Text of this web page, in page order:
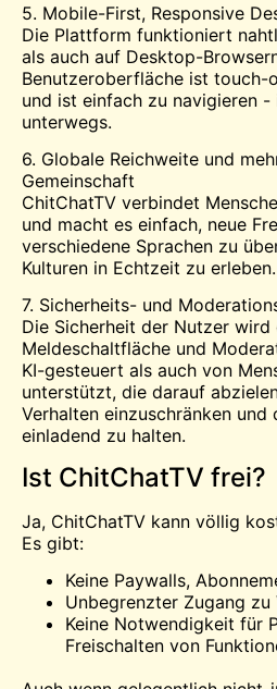
5. Mobile-First, Responsive
Die Plattform funktioniert
als auch auf Desktop-
Benutzeroberfläche ist touch-
und ist einfach zu navigieren
unterwegs.
6. Globale Reichweite und
Gemeinschaft
ChitChatTV verbindet
und macht es einfach, neue
verschiedene Sprachen zu
Kulturen in Echtzeit zu erleben.
7. Sicherheits- und
Die Sicherheit der Nutzer
Meldeschaltfläche und
KI-gesteuert als auch von
unterstützt, die darauf
Verhalten einzuschränken
einladend zu halten.
Ist ChitChatTV frei?
Ja, ChitChatTV kann völlig
Es gibt:
Keine Paywalls,
Unbegrenzter Zugang
Keine Notwendigkeit für
Freischalten von